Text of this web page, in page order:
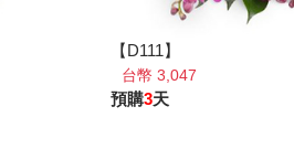
【D111】
台幣 3,047
預購3天